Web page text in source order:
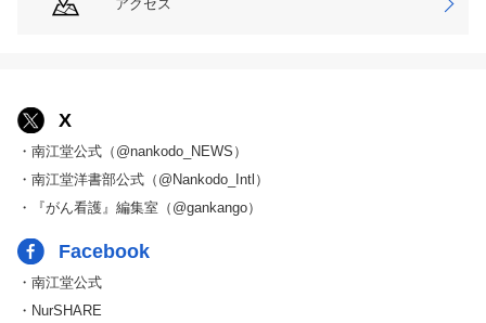
アクセス
X
・南江堂公式（@nankodo_NEWS）
・南江堂洋書部公式（@Nankodo_Intl）
・『がん看護』編集室（@gankango）
Facebook
・南江堂公式
・NurSHARE